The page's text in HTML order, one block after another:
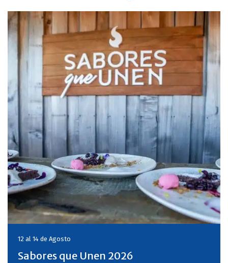
12 al 14 de Agosto
Sabores que Unen 2026